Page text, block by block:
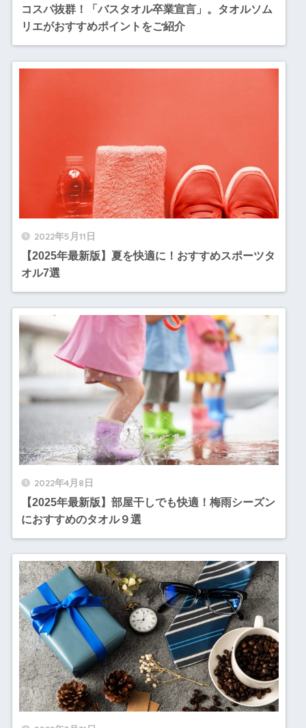
コスパ抜群！「バスタオル卒業宣言」。タオルソム
リエがおすすめポイントをご紹介
2022年5月11日
【2025年最新版】夏を快適に！おすすめスポーツタ
オル7選
2022年4月8日
【2025年最新版】部屋干しでも快適！梅雨シーズン
におすすめのタオル９選